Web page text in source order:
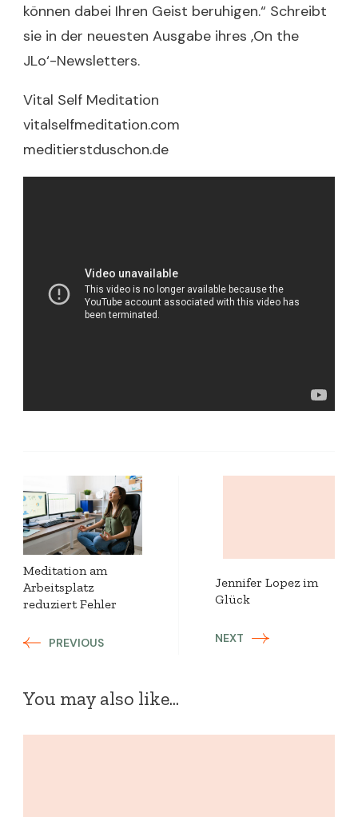
können dabei Ihren Geist beruhigen.“ Schreibt
sie in der neuesten Ausgabe ihres ‚On the
JLo‘-Newsletters.
Vital Self Meditation
vitalselfmeditation.com
meditierstduschon.de
Post
Navigation
Meditation am
Arbeitsplatz
reduziert Fehler
PREVIOUS
Jennifer Lopez im
Glück
NEXT
You may also like...